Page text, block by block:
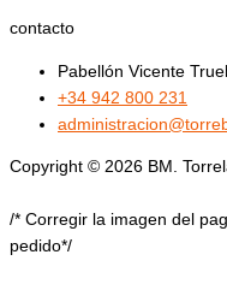
contacto
Pabellón Vicente
+34 942 800 231
Copyright © 2026 BM.
/* Corregir la imagen del
pedido*/